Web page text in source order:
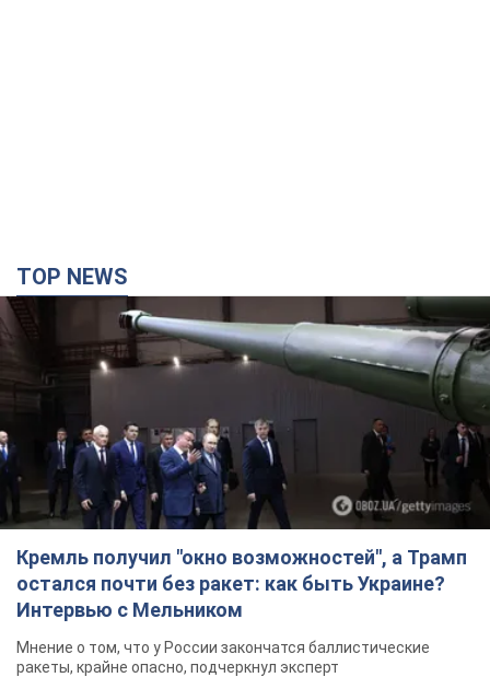
TOP NEWS
Кремль получил "окно возможностей", а Трамп
остался почти без ракет: как быть Украине?
Интервью с Мельником
Мнение о том, что у России закончатся баллистические
ракеты, крайне опасно, подчеркнул эксперт